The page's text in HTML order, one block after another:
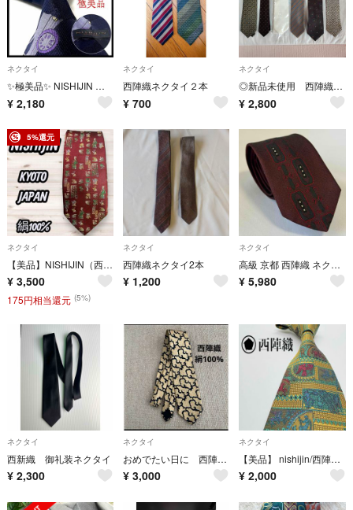
ネクタイ
✨極美品✨ NISHIJIN 西陣織 ネクタイ お洒落✨
¥ 2,180
ネクタイ
西陣織ネクタイ２本
¥ 700
ネクタイ
◎新品未使用 西陣織他 日本製 全てシルク100％ネクタイ6本セット
¥ 2,800
5%還元
ネクタイ
【美品】NISHIJIN（西陣）KYOTO 絹100％ シルクネクタイ 日本製
¥ 3,500
175円相当還元 (5%)
ネクタイ
西陣織ネクタイ2本
¥ 1,200
ネクタイ
高級 京都 西陣織 ネクタイ ナロータイ シルク100% 伝統工芸 臙脂 ギフト
¥ 5,980
ネクタイ
西新織 御礼装ネクタイ
¥ 2,300
ネクタイ
おめでたい日に 西陣織 ネクタイ ダンディー エレガント
¥ 3,000
ネクタイ
【美品】 nishijin/西陣 ネクタイ 総柄
¥ 2,000